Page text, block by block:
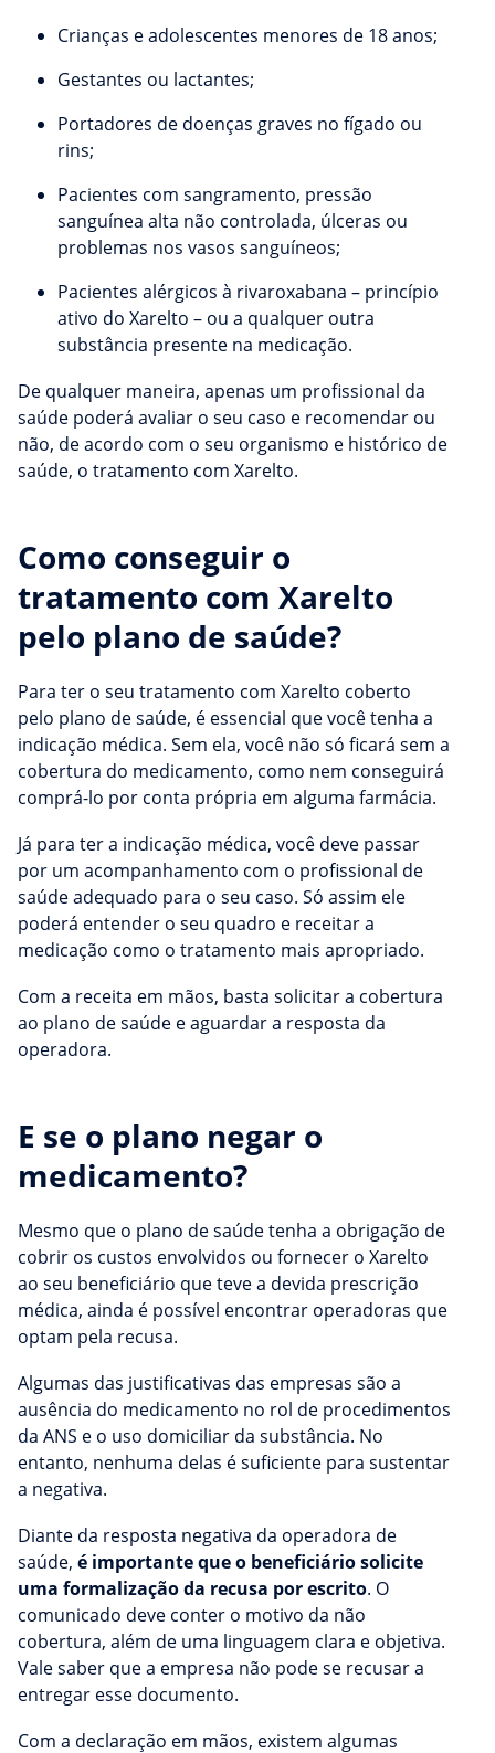
Crianças e adolescentes menores de 18 anos;
Gestantes ou lactantes;
Portadores de doenças graves no fígado ou
rins;
Pacientes com sangramento, pressão
sanguínea alta não controlada, úlceras ou
problemas nos vasos sanguíneos;
Pacientes alérgicos à rivaroxabana – princípio
ativo do Xarelto – ou a qualquer outra
substância presente na medicação.
De qualquer maneira, apenas um profissional da
saúde poderá avaliar o seu caso e recomendar ou
não, de acordo com o seu organismo e histórico de
saúde, o tratamento com Xarelto.
Como conseguir o
tratamento com Xarelto
pelo plano de saúde?
Para ter o seu tratamento com Xarelto coberto
pelo plano de saúde, é essencial que você tenha a
indicação médica. Sem ela, você não só ficará sem a
cobertura do medicamento, como nem conseguirá
comprá-lo por conta própria em alguma farmácia.
Já para ter a indicação médica, você deve passar
por um acompanhamento com o profissional de
saúde adequado para o seu caso. Só assim ele
poderá entender o seu quadro e receitar a
medicação como o tratamento mais apropriado.
Com a receita em mãos, basta solicitar a cobertura
ao plano de saúde e aguardar a resposta da
operadora.
E se o plano negar o
medicamento?
Mesmo que o plano de saúde tenha a obrigação de
cobrir os custos envolvidos ou fornecer o Xarelto
ao seu beneficiário que teve a devida prescrição
médica, ainda é possível encontrar operadoras que
optam pela recusa.
Algumas das justificativas das empresas são a
ausência do medicamento no rol de procedimentos
da ANS e o uso domiciliar da substância. No
entanto, nenhuma delas é suficiente para sustentar
a negativa.
Diante da resposta negativa da operadora de
saúde, é importante que o beneficiário solicite
uma formalização da recusa por escrito. O
comunicado deve conter o motivo da não
cobertura, além de uma linguagem clara e objetiva.
Vale saber que a empresa não pode se recusar a
entregar esse documento.
Com a declaração em mãos, existem algumas